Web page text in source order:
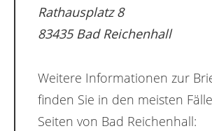
Rathausplatz 8
83435 Bad Reichenhall
Weitere Informationen zur
finden Sie in den meisten
Seiten von Bad Reichenhall: